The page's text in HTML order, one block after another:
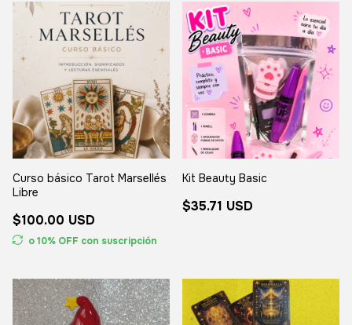
Curso básico Tarot Marsellés
Libre
$100.00 USD
o 10% OFF con suscripción
Kit Beauty Basic
$35.71 USD